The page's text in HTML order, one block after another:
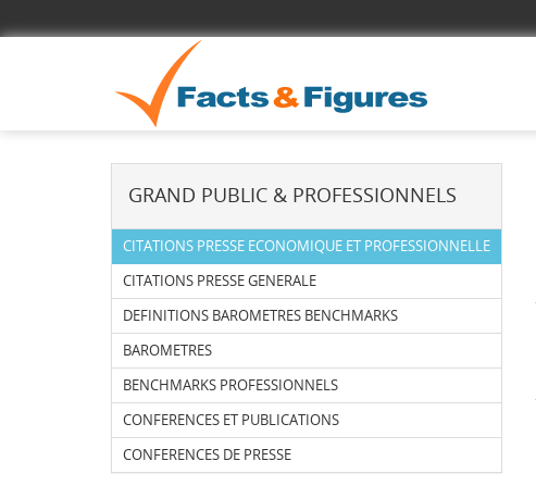
GRAND PUBLIC & PROFESSIONNELS
CITATIONS PRESSE ECONOMIQUE ET PROFESSIONNELLE
CITATIONS PRESSE GENERALE
DEFINITIONS BAROMETRES BENCHMARKS
BAROMETRES
BENCHMARKS PROFESSIONNELS
CONFERENCES ET PUBLICATIONS
CONFERENCES DE PRESSE